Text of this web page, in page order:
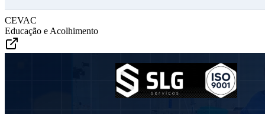
CEVAC
Educação e Acolhimento